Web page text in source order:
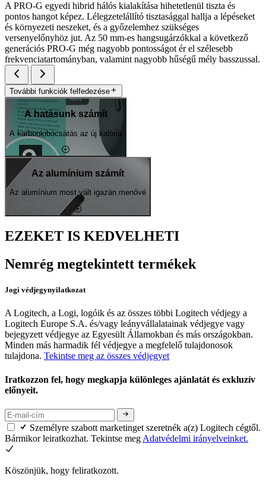
A PRO-G egyedi hibrid hálós kialakítása hihetetlenül tiszta és
pontos hangot képez. Lélegzetelállító tisztasággal hallja a lépéseket
és környezeti neszeket, és a győzelemhez szükséges
versenyelőnyhöz jut. Az 50 mm-es hangsugárzókkal a következő
generációs PRO-G még nagyobb pontosságot ér el szélesebb
frekvenciatartományban, valamint nagyobb hűségű mély basszussal.
További funkciók felfedezése
A hatásunk számít
A karbonkibocsátás az új kalória
Az alumínium számít
Az alumínium most vált igazán menővé
EZEKET IS KEDVELHETI
Nemrég megtekintett termékek
Jogi védjegynyilatkozat
A Logitech, a Logi, logóik és az összes többi Logitech védjegy a
Logitech Europe S.A. és/vagy leányvállalatainak védjegye vagy
bejegyzett védjegye az Egyesült Államokban és más országokban.
Minden más harmadik fél védjegye a megfelelő tulajdonosok
tulajdona. Tekintse meg az összes védjegyet
Iratkozzon fel, hogy megkapja különleges ajánlatát és exkluzív
előnyeit.
Személyre szabott marketinget szeretnék a(z) Logitech cégtől.
Bármikor leiratkozhat. Tekintse meg Adatvédelmi irányelveinket.
Köszönjük, hogy feliratkozott.